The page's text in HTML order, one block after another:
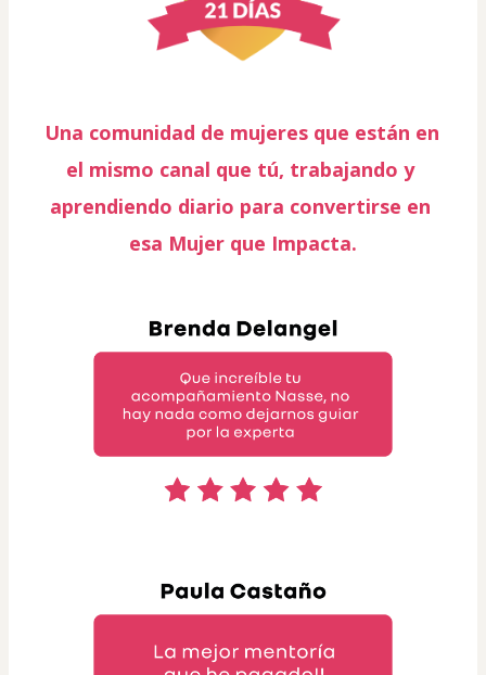
Una comunidad de mujeres que están en
el mismo canal que tú, trabajando y
aprendiendo diario para convertirse en
esa Mujer que Impacta.